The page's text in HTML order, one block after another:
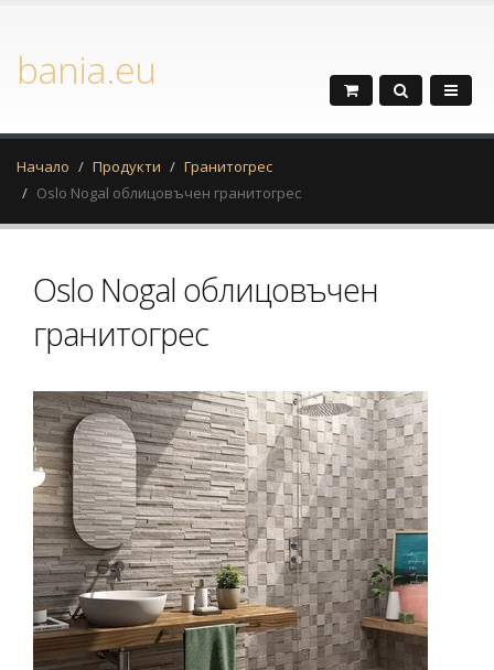
bania.eu
Начало Продукти
Гранитогрес
Oslo Nogal oблицовъчен гранитогрес
Oslo Nogal oблицовъчен
гранитогрес